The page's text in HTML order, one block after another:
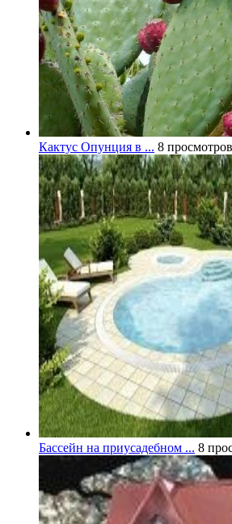
Кактус Опунция в ... 8 просмотров
Бассейн на приусадебном ... 8